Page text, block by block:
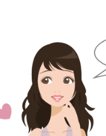
ステフ
ラ体験